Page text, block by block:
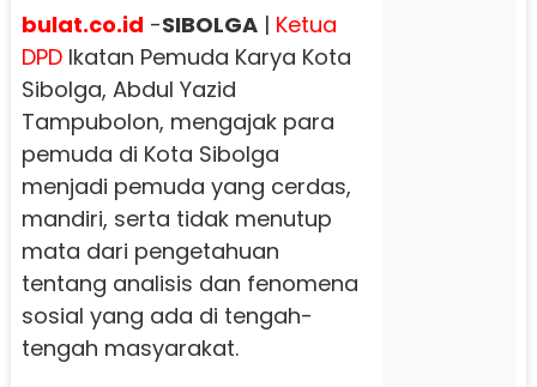
bulat.co.id -SIBOLGA| Ketua
DPDIkatan Pemuda Karya Kota
Sibolga, Abdul Yazid
Tampubolon, mengajak para
pemuda di Kota Sibolga
menjadi pemuda yang cerdas,
mandiri, serta tidak menutup
mata dari pengetahuan
tentang analisis dan fenomena
sosial yang ada di tengah-
tengah masyarakat.